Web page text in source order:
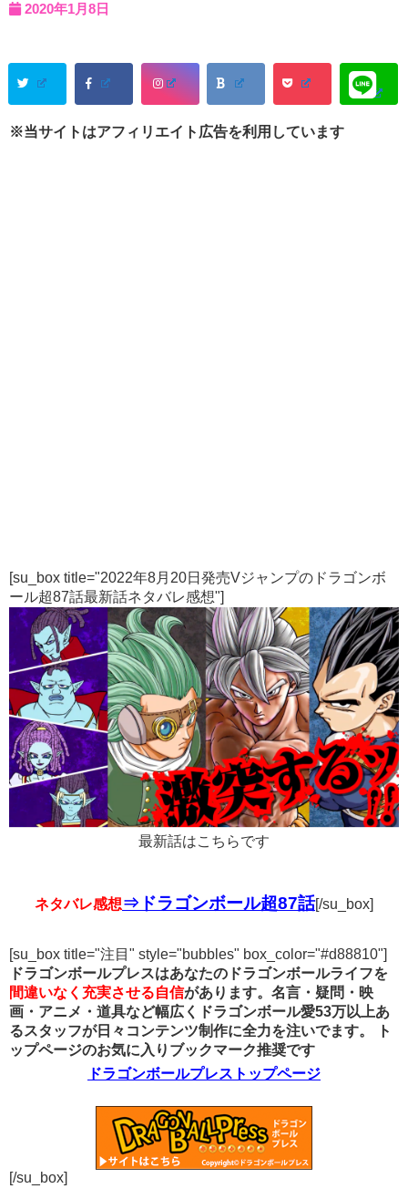
2020年1月8日
※当サイトはアフィリエイト広告を利用しています
[su_box title="2022年8月20日発売Vジャンプのドラゴンボ
ール超87話最新話ネタバレ感想"]
最新話はこちらです
ネタバレ感想⇒ドラゴンボール超87話[/su_box]
[su_box title="注目" style="bubbles" box_color="#d88810"]
ドラゴンボールプレスはあなたのドラゴンボールライフを
間違いなく充実させる自信があります。名言・疑問・映
画・アニメ・道具など幅広くドラゴンボール愛53万以上あ
るスタッフが日々コンテンツ制作に全力を注いでます。
ト
ップページのお気に入りブックマーク推奨です
ドラゴンボールプレストップページ
[/su_box]